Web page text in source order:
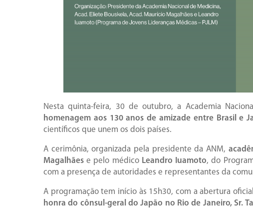
Nesta quinta-feira, 30 de outubro, a Academia
homenagem aos 130 anos de amizade entre Brasil e
científicos que unem os dois países.
A cerimônia, organizada pela presidente da ANM,
Magalhães e pelo médico Leandro Iuamoto, do
com a presença de autoridades e representantes da
A programação tem início às 15h30, com a abertura
honra do cônsul-geral do Japão no Rio de Janeiro, Sr.